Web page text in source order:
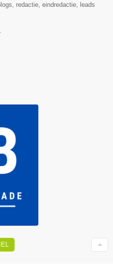
redactie, eindredactie, leads